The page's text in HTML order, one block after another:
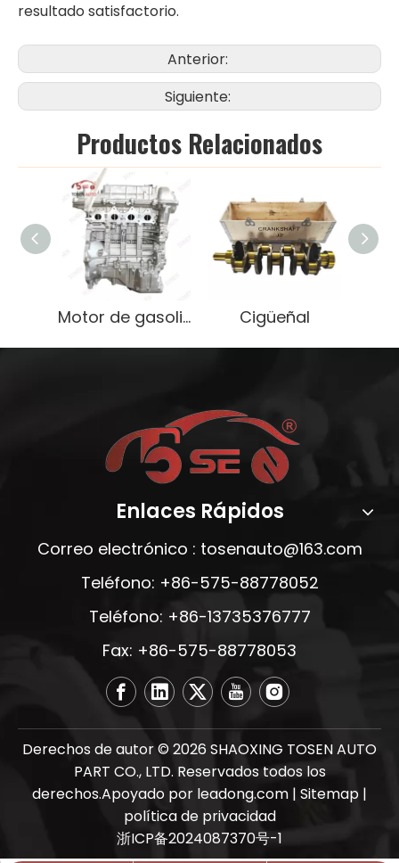
resultado satisfactorio.
Anterior:
Siguiente:
Productos Relacionados
Motor de gasolina de 1.8L duradero para SUV Hyundai Cigüeñal
Enlaces Rápidos
Correo electrónico : tosenauto@163.com
Teléfono: +86-575-88778052
Teléfono: +86-13735376777
Fax: +86-575-88778053
Derechos de autor ©2026 SHAOXING TOSEN AUTO
PART CO., LTD. Reservados todos los
derechos.Apoyado por leadong.com | Sitemap |
política de privacidad
浙ICP备2024087370号-1